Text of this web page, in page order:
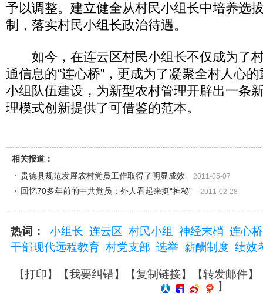
予以调整。建立健全从村民小组长中培养选
制，落实村民小组长政治待遇。
如今，在连云区村民小组长不仅成为了村
通信息的“连心桥”，更成为了凝聚全村人心
小组队伍建设，为新型农村管理开辟出一条
理模式创新提供了可借鉴的范本。
相关报道：
贵德县规范发展农村党员工作取得了明显成效
2011-05-07
回忆70多年前的中共党员：外人看起来挺“神秘” 2011-02-28
热词： 小组长 连云区 村民小组 神经末梢 连心桥
干部现代远程教育 村党支部 选举 薪酬制度 绩效
【打印】【我要纠错】【复制链接】【转发邮件】
】